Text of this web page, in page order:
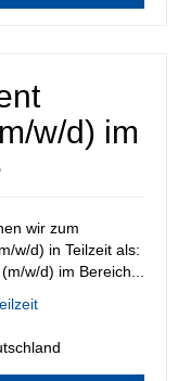
w/d) im
wir zum
w/d) in Teilzeit als:
w/d) im Bereich...